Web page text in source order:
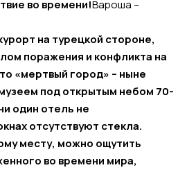
во времени!Вароша –
на турецкой стороне,
поражения и конфликта на
«мертвый город» – ныне
под открытым небом 70-
один отель не
отсутствуют стекла.
месту, можно ощутить
во времени мира,